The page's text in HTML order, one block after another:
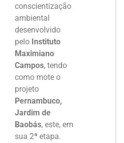
conscientização
ambiental
desenvolvido
pelo Instituto
Maximiano
Campos, tendo
como mote o
projeto
Pernambuco,
Jardim de
Baobás, este, em
sua 2ª etapa.